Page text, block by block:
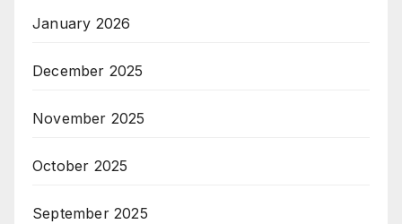
January 2026
December 2025
November 2025
October 2025
September 2025